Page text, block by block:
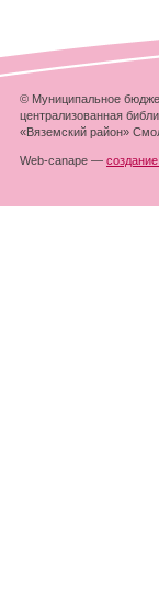
© Муниципальное
централизованная
«Вяземский район»
Web-canape —